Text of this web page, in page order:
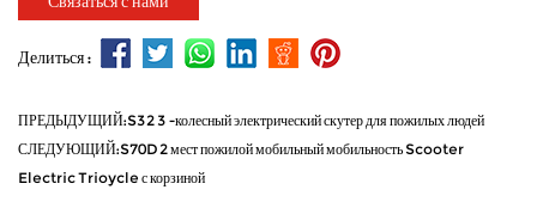
Делиться :
ПРЕДЫДУЩИЙ:S32 3 -колесный электрический скутер для пожилых людей
СЛЕДУЮЩИЙ:S70D 2 мест пожилой мобильный мобильность Scooter
Electric Trioycle с корзиной